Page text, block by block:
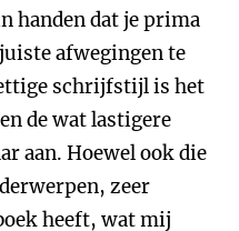
handen dat je prima
afwegingen te
schrijfstijl is het
de wat lastigere
aan. Hoewel ook die
zeer
heeft, wat mij